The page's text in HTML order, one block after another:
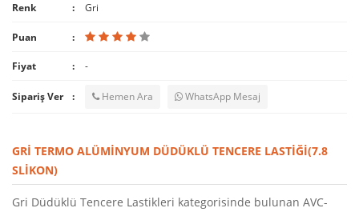
Renk Gri
Puan
Fiyat -
Sipariş Ver Hemen Ara WhatsApp Mesaj
GRI TERMO ALÜMINYUM DÜDÜKLÜ TENCERE LASTIĞI(7.8
SLIKON)
Gri Düdüklü Tencere Lastikleri kategorisinde bulunan AVC-